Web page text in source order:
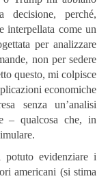
decisione, perché,
interpellata come un
per analizzare
non per sedere
questo, mi colpisce
economiche
senza un’analisi
– qualcosa che, in
potuto evidenziare i
americani (si stima